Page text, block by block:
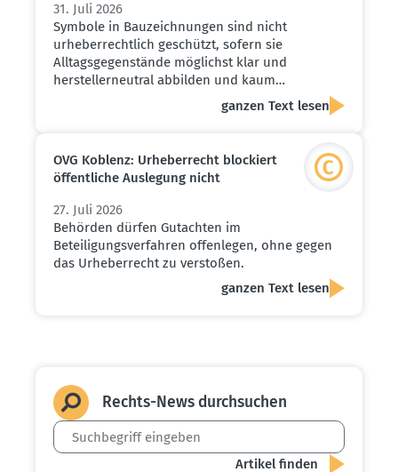
31. Juli 2026
Symbole in Bauzeichnungen sind nicht
urheberrechtlich geschützt, sofern sie
Alltagsgegenstände möglichst klar und
herstellerneutral abbilden und kaum…
ganzen Text lesen
OVG Koblenz: Urheber­recht blockiert
öffent­liche Auslegung nicht
27. Juli 2026
Behörden dürfen Gutachten im
Beteiligungsverfahren offenlegen, ohne gegen
das Urheberrecht zu verstoßen.
ganzen Text lesen
Rechts-News durch­suchen